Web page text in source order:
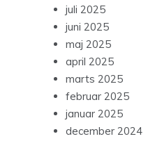
juli 2025
juni 2025
maj 2025
april 2025
marts 2025
februar 2025
januar 2025
december 2024